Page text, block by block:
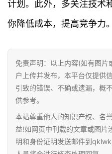
专
百
科
计划。此外，多关注技术
你降低成本，提高竞争力。
免责声明：以上内容(如有图
户上传并发布，本平台仅提供
引致的错误、不确或遗漏，概
供参考。
本站尊重他人的知识产权、名
益!如网页中刊载的文章或图片
明和身份证明发送邮件到